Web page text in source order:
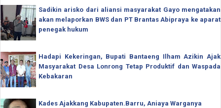
Sadikin arisko dari aliansi masyarakat Gayo mengatakan
akan melaporkan BWS dan PT Brantas Abipraya ke aparat
penegak hukum
Hadapi Kekeringan, Bupati Bantaeng Ilham Azikin Ajak
Masyarakat Desa Lonrong Tetap Produktif dan Waspada
Kebakaran
Kades Ajakkang Kabupaten.Barru, Aniaya Warganya